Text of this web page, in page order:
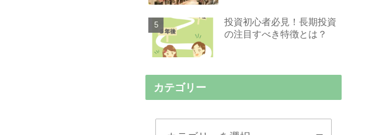
投資初心者必見！長期投資
の注目すべき特徴とは？
カテゴリー